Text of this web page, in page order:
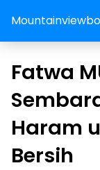
Fatwa
Haram
Bersih